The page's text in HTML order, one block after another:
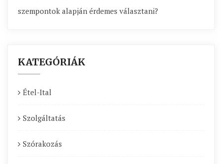
szempontok alapján érdemes választani?
KATEGÓRIÁK
Étel-Ital
Szolgáltatás
Szórakozás